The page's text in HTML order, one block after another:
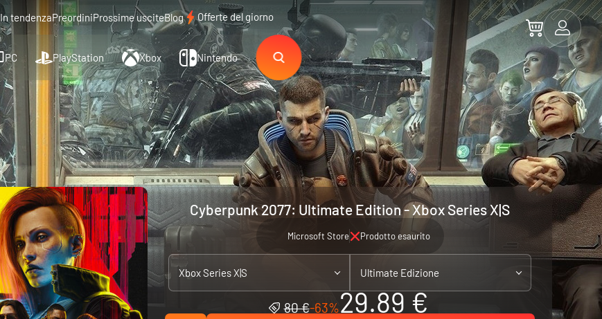
In tendenzaPreordiniProssime usciteBlog Offerte del giorno
PC PlayStation Xbox Nintendo
Cyberpunk 2077: Ultimate Edition - Xbox Series X|S
Microsoft Store Prodotto esaurito
Xbox Series X|S Ultimate Edizione
80 €-63%29.89 €